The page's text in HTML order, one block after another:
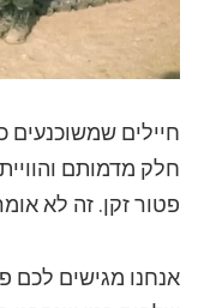
חיילים
חלק מדמותם
פטור זקן. זה לא
אנחנו מגישים